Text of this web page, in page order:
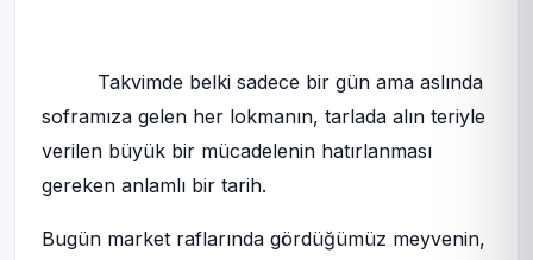
Takvimde belki sadece bir gün ama aslında
soframıza gelen her lokmanın, tarlada alın teriyle
verilen büyük bir mücadelenin hatırlanması
gereken anlamlı bir tarih.
Bugün market raflarında gördüğümüz meyvenin,